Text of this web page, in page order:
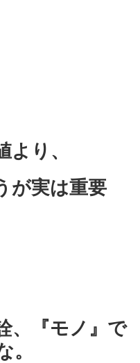
り、
が実は重要
、『モノ』で